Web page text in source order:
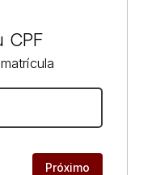
CPF
Próximo